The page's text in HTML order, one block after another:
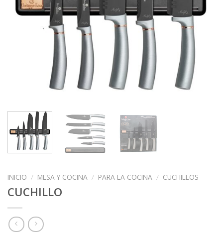
INICIO / MESA Y COCINA / PARA LA COCINA / CUCHILLOS
CUCHILLO